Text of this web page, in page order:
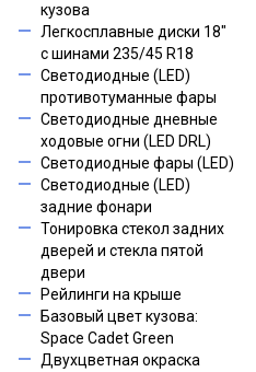
кузова
Легкосплавные диски 18"
с шинами 235/45 R18
Светодиодные (LED)
противотуманные фары
Светодиодные дневные
ходовые огни (LED DRL)
Светодиодные фары (LED)
Светодиодные (LED)
задние фонари
Тонировка стекол задних
дверей и стекла пятой
двери
Рейлинги на крыше
Базовый цвет кузова:
Space Cadet Green
Двухцветная окраска